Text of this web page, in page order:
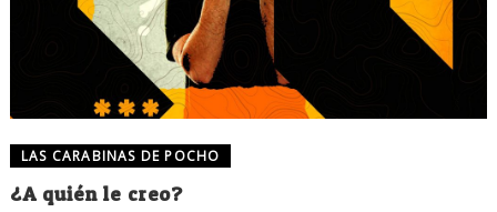
LAS CARABINAS DE POCHO
¿A quién le creo?